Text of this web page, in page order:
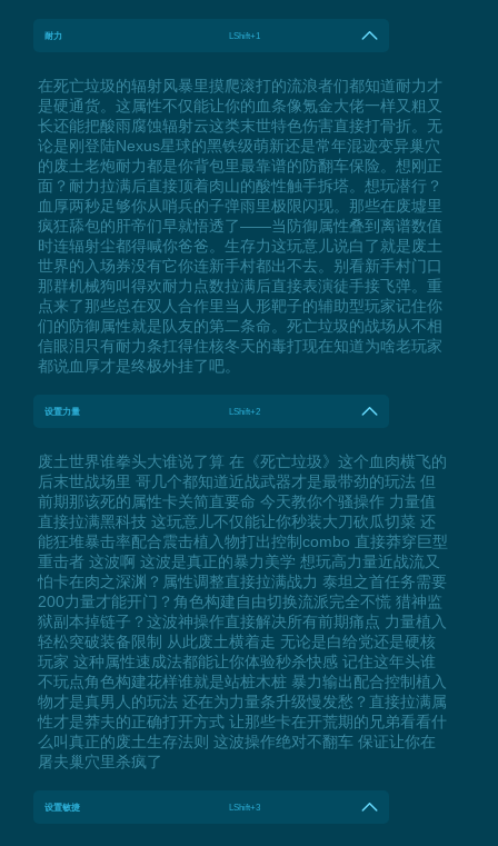
耐力 LShift+1
在死亡垃圾的辐射风暴里摸爬滚打的流浪者们都知道耐力才
是硬通货。这属性不仅能让你的血条像氪金大佬一样又粗又
长还能把酸雨腐蚀辐射云这类末世特色伤害直接打骨折。无
论是刚登陆Nexus星球的黑铁级萌新还是常年混迹变异巢穴
的废土老炮耐力都是你背包里最靠谱的防翻车保险。想刚正
面？耐力拉满后直接顶着肉山的酸性触手拆塔。想玩潜行？
血厚两秒足够你从哨兵的子弹雨里极限闪现。那些在废墟里
疯狂舔包的肝帝们早就悟透了——当防御属性叠到离谱数值
时连辐射尘都得喊你爸爸。生存力这玩意儿说白了就是废土
世界的入场券没有它你连新手村都出不去。别看新手村门口
那群机械狗叫得欢耐力点数拉满后直接表演徒手接飞弹。重
点来了那些总在双人合作里当人形靶子的辅助型玩家记住你
们的防御属性就是队友的第二条命。死亡垃圾的战场从不相
信眼泪只有耐力条扛得住核冬天的毒打现在知道为啥老玩家
都说血厚才是终极外挂了吧。
设置力量 LShift+2
废土世界谁拳头大谁说了算 在《死亡垃圾》这个血肉横飞的
后末世战场里 哥几个都知道近战武器才是最带劲的玩法 但
前期那该死的属性卡关简直要命 今天教你个骚操作 力量值
直接拉满黑科技 这玩意儿不仅能让你秒装大刀砍瓜切菜 还
能狂堆暴击率配合震击植入物打出控制combo 直接莽穿巨型
重击者 这波啊 这波是真正的暴力美学 想玩高力量近战流又
怕卡在肉之深渊？属性调整直接拉满战力 泰坦之首任务需要
200力量才能开门？角色构建自由切换流派完全不慌 猎神监
狱副本掉链子？这波神操作直接解决所有前期痛点 力量植入
轻松突破装备限制 从此废土横着走 无论是白给党还是硬核
玩家 这种属性速成法都能让你体验秒杀快感 记住这年头谁
不玩点角色构建花样谁就是站桩木桩 暴力输出配合控制植入
物才是真男人的玩法 还在为力量条升级慢发愁？直接拉满属
性才是莽夫的正确打开方式 让那些卡在开荒期的兄弟看看什
么叫真正的废土生存法则 这波操作绝对不翻车 保证让你在
屠夫巢穴里杀疯了
设置敏捷 LShift+3